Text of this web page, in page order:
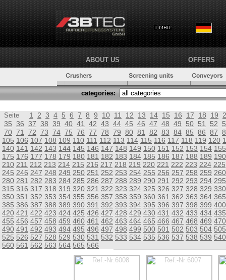
ABOUT US OFFERS
categories:
Seite 1 2 3 4 5 6 7 8 9 10 11 12 13 14 15 16 17 18 19
35 36 37 38 39 40 41 42 43 44 45 46 47 48 49 50 51 52
70 71 72 73 74 75 76 77 78 79 80 81 82 83 84 85 86 87
105 106 107 108 109 110 111 112 113 114 115 116 117 118 119 120
140 141 142 143 144 145 146 147 148 149 150 151 152 153 154 155
175 176 177 178 179 180 181 182 183 184 185 186 187 188 189 190
210 211 212 213 214 215 216 217 218 219 220 221 222 223 224 225
245 246 247 248 249 250 251 252 253 254 255 256 257 258 259 260
280 281 282 283 284 285 286 287 288 289 290 291 292 293 294 295
315 316 317 318 319 320 321 322 323 324 325 326 327 328 329 330
350 351 352 353 354 355 356 357 358 359 360 361 362 363 364 365
385 386 387 388 389 390 391 392 393 394 395 396 397 398 399 400
420 421 422 423 424 425 426 427 428 429 430 431 432 433 434 435
455 456 457 458 459 460 461 462 463 464 465 466 467 468 469 470
490 491 492 493 494 495 496 497 498 499 500 501 502 503 504 505
525 526 527 528 529 530 531 532 533 534 535 536 537 538 539 540
560 561 562 563 564 565 566